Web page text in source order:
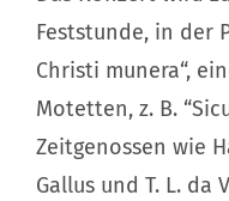
Feststunde, in der
Christi munera“,
Motetten, z. B.
Zeitgenossen wie
Gallus und T. L.